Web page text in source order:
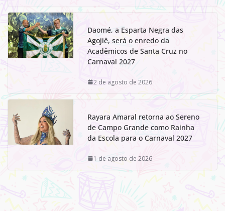
Daomé, a Esparta Negra das
Agojiê, será o enredo da
Acadêmicos de Santa Cruz no
Carnaval 2027
2 de agosto de 2026
Rayara Amaral retorna ao Sereno
de Campo Grande como Rainha
da Escola para o Carnaval 2027
1 de agosto de 2026